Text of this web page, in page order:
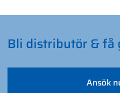
Bli distributör & få
Ansök